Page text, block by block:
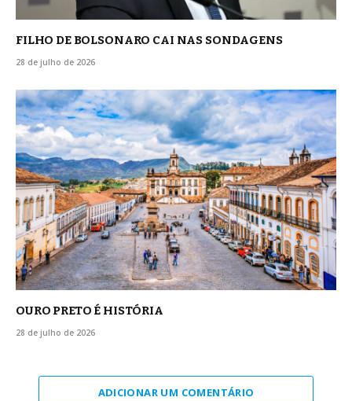
FILHO DE BOLSONARO CAI NAS SONDAGENS
28 de julho de 2026
OURO PRETO É HISTÓRIA
28 de julho de 2026
ADICIONAR UM COMENTÁRIO